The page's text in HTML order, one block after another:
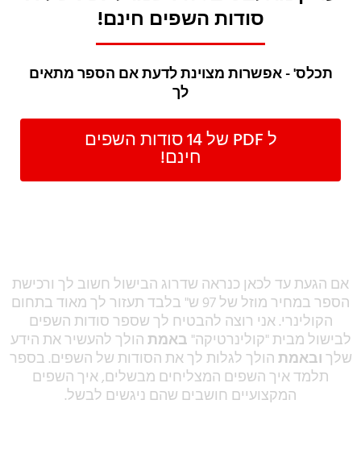
סודות השפים חינם!
תכלס' - אפשרות מצוינת לדעת אם הספר מתאים
לך
ל PDF של 14 סודות השפים
חינם!
אם הגעת עד לכאן כנראה שדרוג הבישול חשוב לך ורכישת
הספר במחיר מוזל של 97 ש" בלבד תעזור לך מאוד בתחום
הקולינרי. אני רוצה להבטיח לך שספר סודות השפים
לבישול מבית "קולינרטיקה" באמת הולך להעשיר את הידע
שלךובאמת הולך לגלות לך את הסודות של השפים. בספר
תלמד איך השפים המצליחים מבשלים, איך השפים
המקצועיים חושבים שהם ניגשים לבשל.